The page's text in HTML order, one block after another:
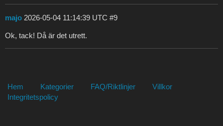
majo 2026-05-04 11:14:39 UTC #9
Ok, tack! Då är det utrett.
Hem Kategorier FAQ/Riktlinjer
Villkor
Integritetspolicy